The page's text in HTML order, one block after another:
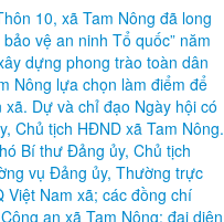
10, xã Tam Nông đã long
vệ an ninh Tổ quốc” năm
dựng phong trào toàn dân
Nông lựa chọn làm điểm để
Dự và chỉ đạo Ngày hội có
Chủ tịch HĐND xã Tam Nông.
Bí thư Đảng ủy, Chủ tịch
vụ Đảng ủy, Thường trực
Việt Nam xã; các đồng chí
an xã Tam Nông; đại diện